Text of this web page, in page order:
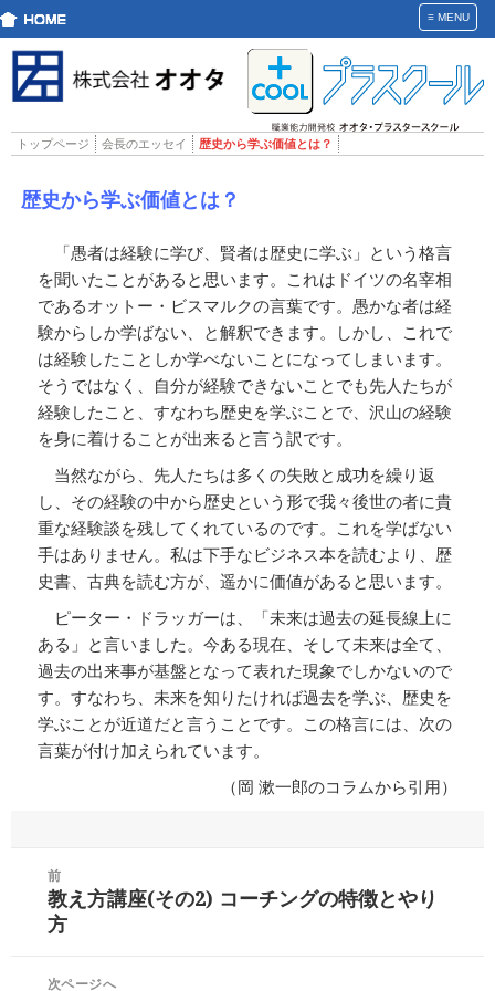
≡MENU
トップページ 会長のエッセイ 歴史から学ぶ価値とは？
歴史から学ぶ価値とは？
「愚者は経験に学び、賢者は歴史に学ぶ」という格言
を聞いたことがあると思います。これはドイツの名宰相
であるオットー・ビスマルクの言葉です。愚かな者は経
験からしか学ばない、と解釈できます。しかし、これで
は経験したことしか学べないことになってしまいます。
そうではなく、自分が経験できないことでも先人たちが
経験したこと、すなわち歴史を学ぶことで、沢山の経験
を身に着けることが出来ると言う訳です。
当然ながら、先人たちは多くの失敗と成功を繰り返
し、その経験の中から歴史という形で我々後世の者に貴
重な経験談を残してくれているのです。これを学ばない
手はありません。私は下手なビジネス本を読むより、歴
史書、古典を読む方が、遥かに価値があると思います。
ピーター・ドラッガーは、「未来は過去の延長線上に
ある」と言いました。今ある現在、そして未来は全て、
過去の出来事が基盤となって表れた現象でしかないので
す。すなわち、未来を知りたければ過去を学ぶ、歴史を
学ぶことが近道だと言うことです。この格言には、次の
言葉が付け加えられています。
（岡 漱一郎のコラムから引用）
前
前
の
稿:
教え方講座(その2) コーチングの特徴とやり
方
次ページへ